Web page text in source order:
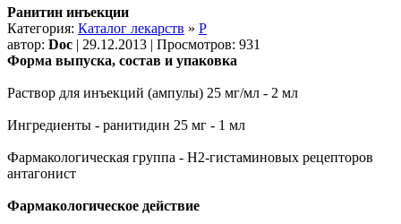
Ранитин инъекции
Категория: Каталог лекарств » Р
автор: Doc | 29.12.2013 | Просмотров: 931
Форма выпуска, состав и упаковка
Раствор для инъекций (ампулы) 25 мг/мл - 2 мл
Ингредиенты - ранитидин 25 мг - 1 мл
Фармакологическая группа - H2-гистаминовых рецепторов
антагонист
Фармакологическое действие